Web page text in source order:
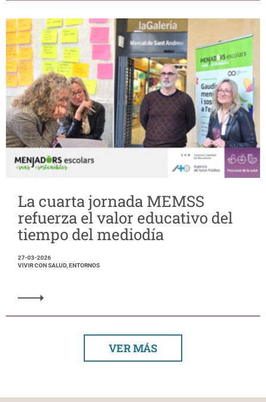
La cuarta jornada MEMSS
refuerza el valor educativo del
tiempo del mediodía
27-03-2026
VIVIR CON SALUD, ENTORNOS
VER MÁS